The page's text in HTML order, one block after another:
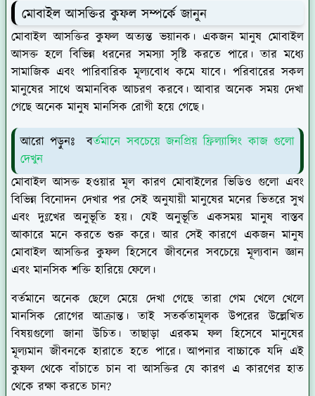
মোবাইল আসক্তির কুফল সম্পর্কে জানুন
মোবাইল আসক্তির কুফল অত্যন্ত ভয়ানক। একজন মানুষ মোবাইল
আসক্ত হলে বিভিন্ন ধরনের সমস্যা সৃষ্টি করতে পারে। তার মধ্যে
সামাজিক এবং পারিবারিক মূল্যবোধ কমে যাবে। পরিবারের সকল
মানুষের সাথে অমানবিক আচরণ করবে। আবার অনেক সময় দেখা
গেছে অনেক মানুষ মানসিক রোগী হয়ে গেছে।
আরো পড়ুনঃ বর্তমানে সবচেয়ে জনপ্রিয় ফ্রিল্যান্সিং কাজ গুলো
দেখুন
মোবাইল আসক্ত হওয়ার মূল কারণ মোবাইলের ভিডিও গুলো এবং
বিভিন্ন বিনোদন দেখার পর সেই অনুযায়ী মানুষের মনের ভিতরে সুখ
এবং দুঃখের অনুভূতি হয়। যেই অনুভূতি একসময় মানুষ বাস্তব
আকারে মনে করতে শুরু করে। আর সেই কারণে একজন মানুষ
মোবাইল আসক্তির কুফল হিসেবে জীবনের সবচেয়ে মূল্যবান জ্ঞান
এবং মানসিক শক্তি হারিয়ে ফেলে।
বর্তমানে অনেক ছেলে মেয়ে দেখা গেছে তারা গেম খেলে খেলে
মানসিক রোগের আক্রান্ত। তাই সতর্কতামূলক উপরের উল্লেখিত
বিষয়গুলো জানা উচিত। তাছাড়া এরকম ফল হিসেবে মানুষের
মূল্যমান জীবনকে হারাতে হতে পারে। আপনার বাচ্চাকে যদি এই
কুফল থেকে বাঁচাতে চান বা আসক্তির যে কারণ এ কারণের হাত
থেকে রক্ষা করতে চান?